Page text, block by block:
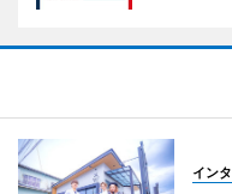
イン